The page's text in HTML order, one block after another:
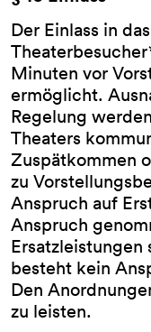
Der Einlass in
Minuten vor
ermöglicht.
Regelung
Theaters
Zuspätkommen
zu
Anspruch auf
Anspruch
Ersatzleistungen
besteht kein
Den
zu leisten.